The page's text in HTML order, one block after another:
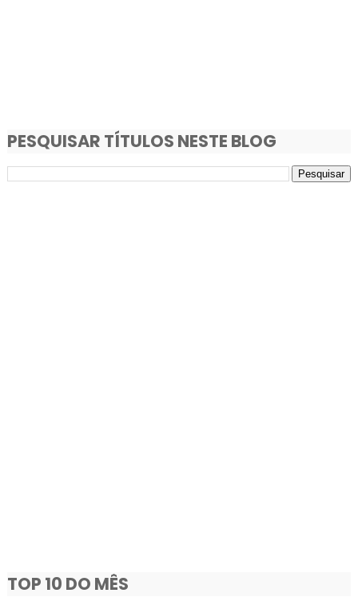
PESQUISAR TÍTULOS NESTE BLOG
TOP 10 DO MÊS